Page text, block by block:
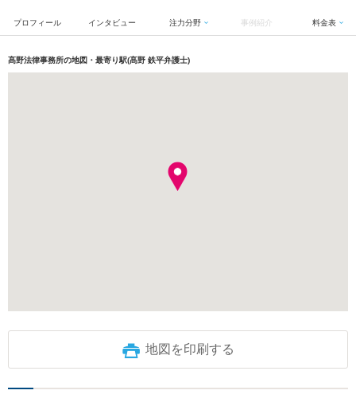
プロフィール インタビュー 注力分野 事例紹介 料金表
髙野法律事務所の地図・最寄り駅(髙野 鉄平弁護士)
地図を印刷する